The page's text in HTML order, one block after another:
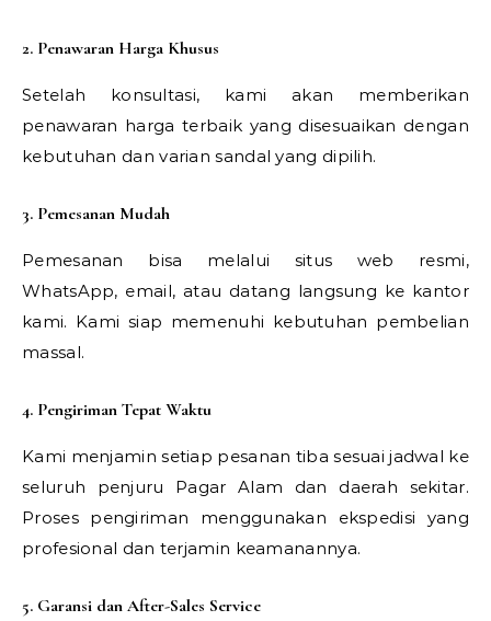
2. Penawaran Harga Khusus
Setelah konsultasi, kami akan memberikan
penawaran harga terbaik yang disesuaikan dengan
kebutuhan dan varian sandal yang dipilih.
3. Pemesanan Mudah
Pemesanan bisa melalui situs web resmi,
WhatsApp, email, atau datang langsung ke kantor
kami. Kami siap memenuhi kebutuhan pembelian
massal.
4. Pengiriman Tepat Waktu
Kami menjamin setiap pesanan tiba sesuai jadwal ke
seluruh penjuru Pagar Alam dan daerah sekitar.
Proses pengiriman menggunakan ekspedisi yang
profesional dan terjamin keamanannya.
5. Garansi dan After-Sales Service